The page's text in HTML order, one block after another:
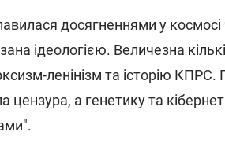
досягненнями у космосі
ідеологією. Величезна
ленінізм та історію КПРС.
цензура, а генетику та